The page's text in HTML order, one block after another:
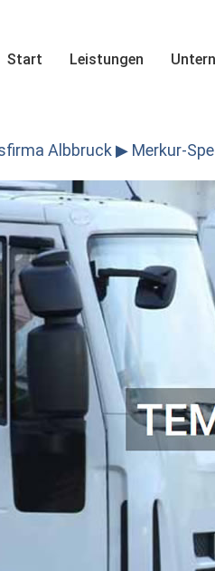
Start Leistungen
Albbruck ▶︎ Merkur-